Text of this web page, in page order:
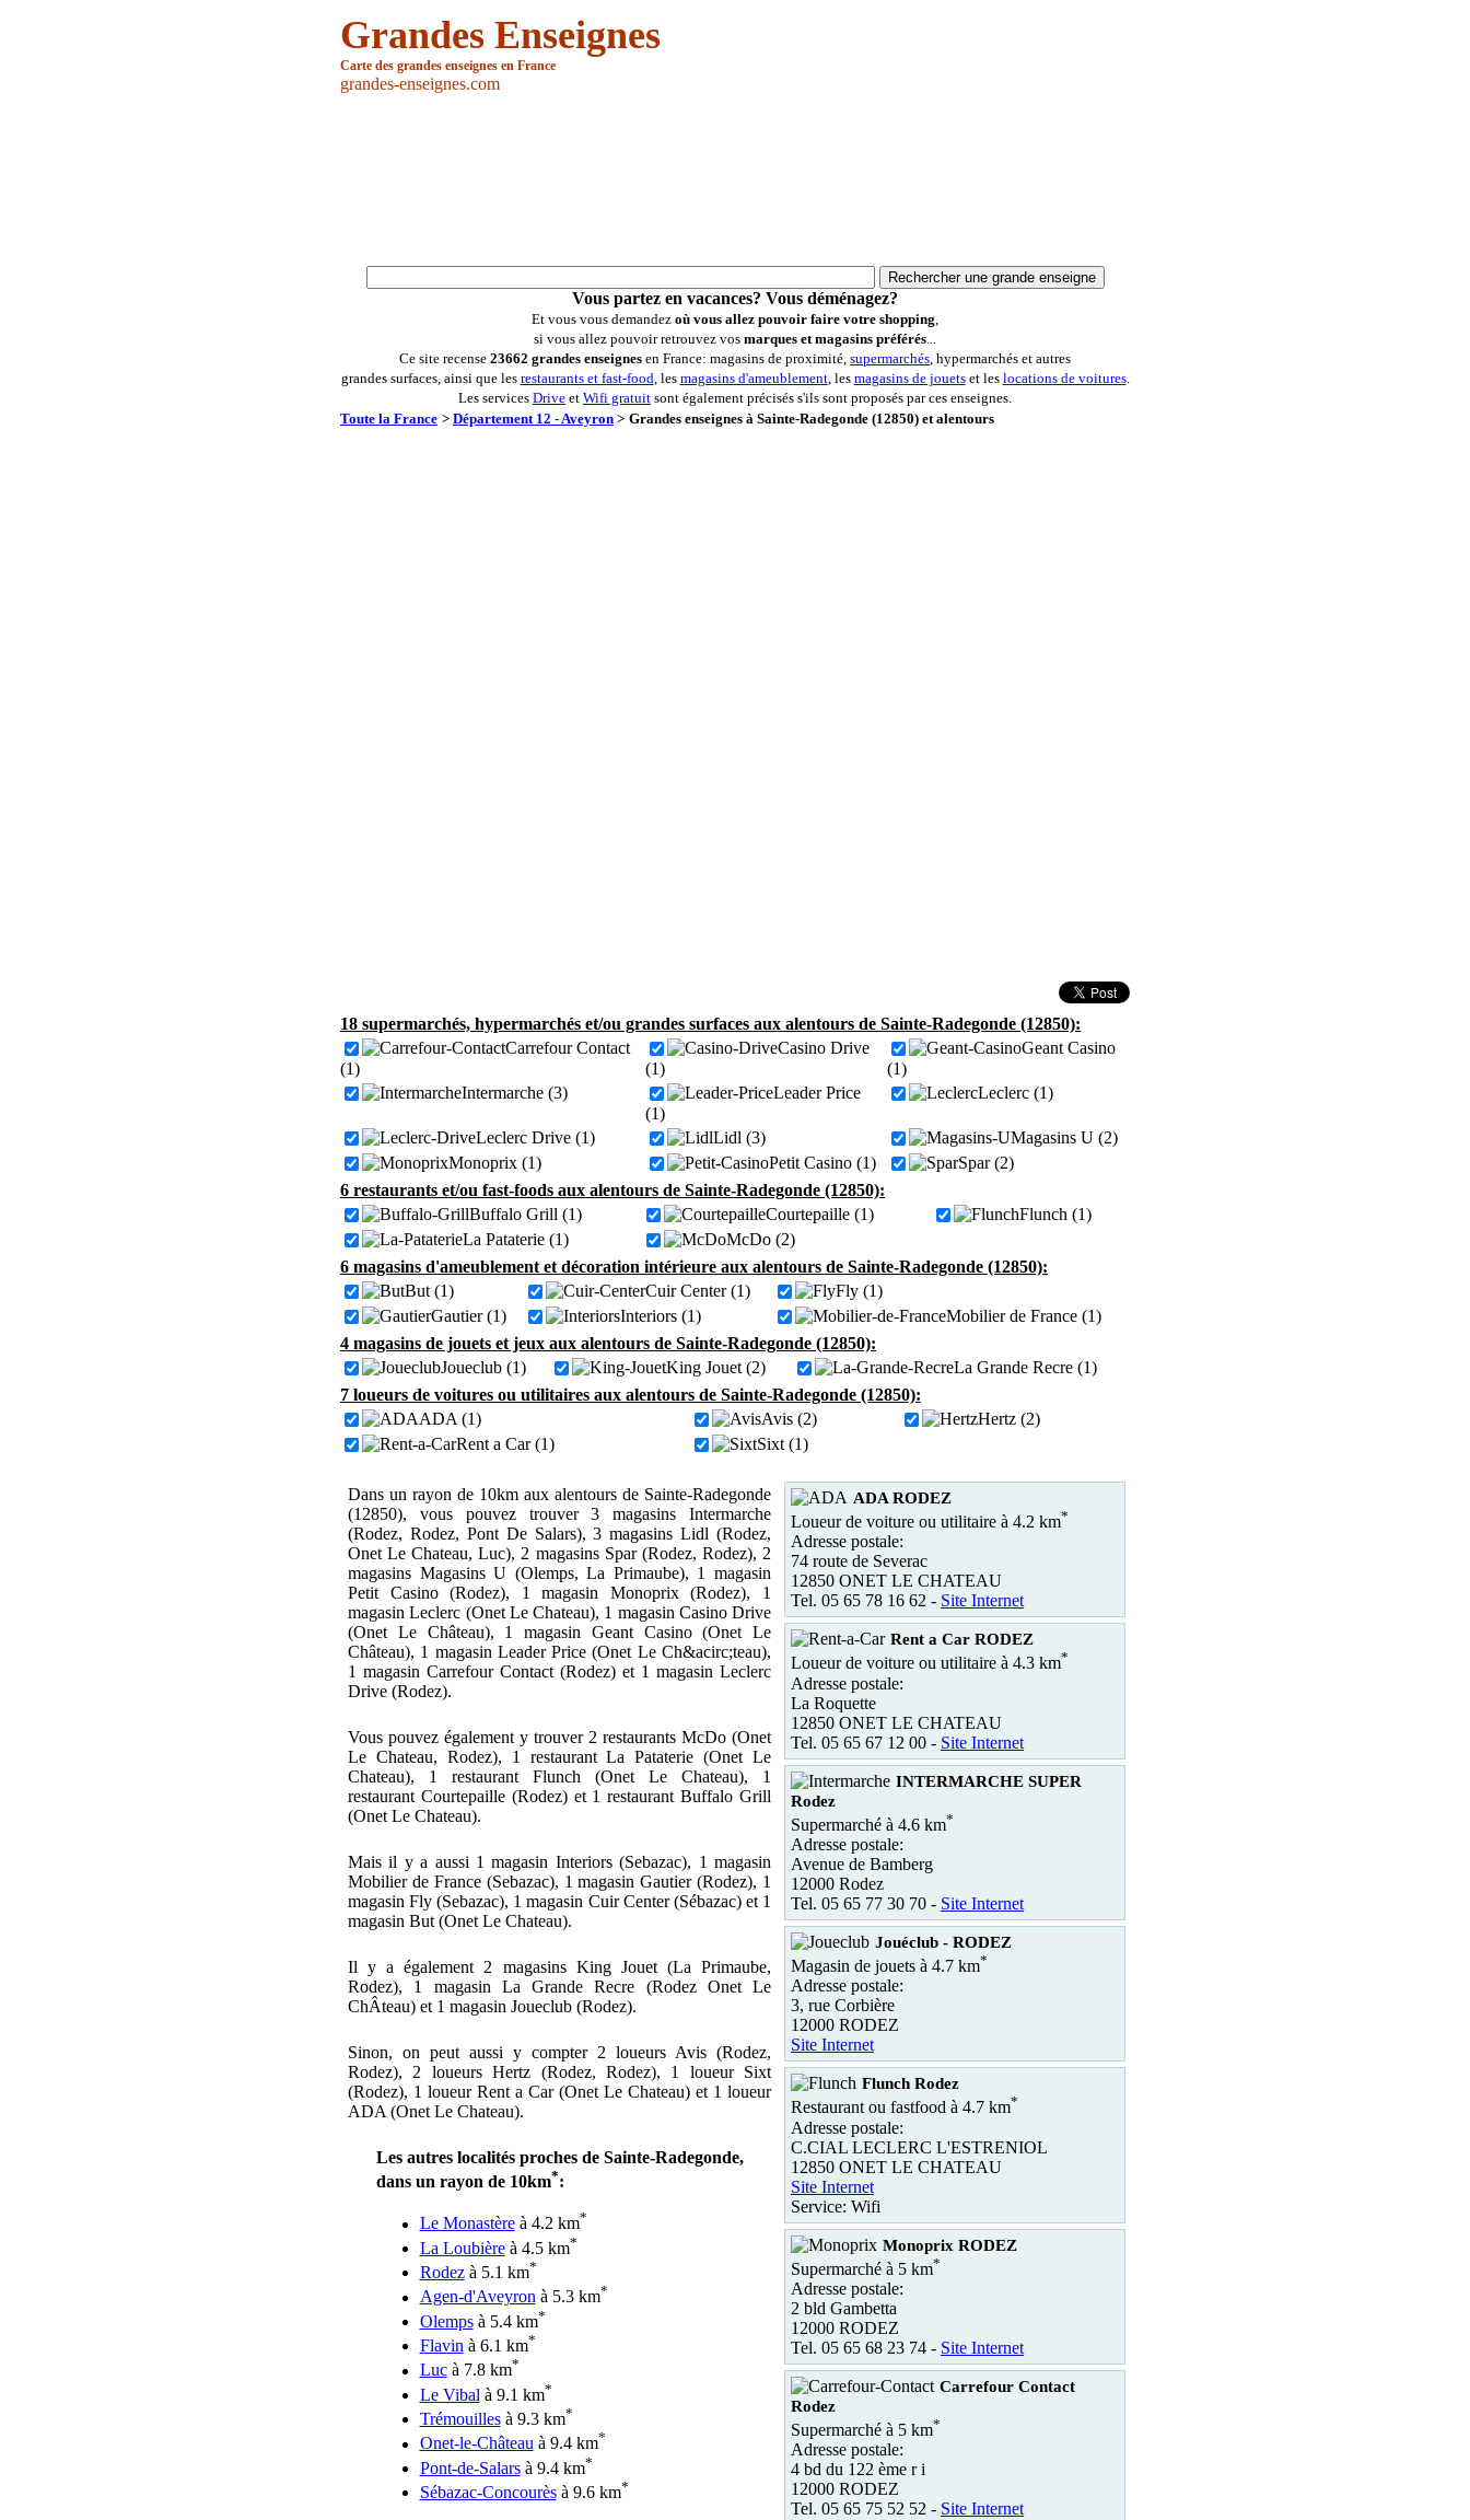
Grandes Enseignes
Carte des grandes enseignes en France
grandes-enseignes.com
Vous partez en vacances? Vous déménagez?
Et vous vous demandez où vous allez pouvoir faire votre shopping,
si vous allez pouvoir retrouvez vos marques et magasins préférés...
Ce site recense 23662 grandes enseignes en France: magasins de proximité, supermarchés, hypermarchés et autres
grandes surfaces, ainsi que les restaurants et fast-food, les magasins d'ameublement, les magasins de jouetset les locations de voitures.
Les services Drive et Wifi gratuit sont également précisés s'ils sont proposés par ces enseignes.
Toute la France > Département 12 - Aveyron > Grandes enseignes à Sainte-Radegonde (12850) et alentours
18 supermarchés, hypermarchés et/ou grandes surfaces aux alentours de Sainte-Radegonde (12850):
Carrefour Contact
(1)
Casino Drive
(1)
Geant Casino
(1)
Intermarche (3)
Leader Price
(1)
Leclerc (1)
Leclerc Drive (1) Lidl (3)
Magasins U (2)
Monoprix (1)
Petit Casino (1)
Spar (2)
6 restaurants et/ou fast-foods aux alentours de Sainte-Radegonde (12850):
Buffalo Grill (1)
Courtepaille (1)
Flunch (1)
La Pataterie (1)
McDo (2)
6 magasins d'ameublement et décoration intérieure aux alentours de Sainte-Radegonde (12850):
But (1)
Cuir Center (1)
Fly (1)
Gautier (1)
Interiors (1)
Mobilier de France (1)
4 magasins de jouets et jeux aux alentours de Sainte-Radegonde (12850):
Joueclub (1)
King Jouet (2)
La Grande Recre (1)
7 loueurs de voitures ou utilitaires aux alentours de Sainte-Radegonde (12850):
ADA (1)
Avis (2)
Hertz (2)
Rent a Car (1)
Sixt (1)
Dans un rayon de 10km aux alentours de Sainte-Radegonde
(12850), vous pouvez trouver 3 magasins Intermarche
(Rodez, Rodez, Pont De Salars), 3 magasins Lidl (Rodez,
Onet Le Chateau, Luc), 2 magasins Spar (Rodez, Rodez), 2
magasins Magasins U (Olemps, La Primaube), 1 magasin
Petit Casino (Rodez), 1 magasin Monoprix (Rodez), 1
magasin Leclerc (Onet Le Chateau), 1 magasin Casino Drive
(Onet Le Château), 1 magasin Geant Casino (Onet Le
Château), 1 magasin Leader Price (Onet Le Ch&acirc;teau),
1 magasin Carrefour Contact (Rodez) et 1 magasin Leclerc
Drive (Rodez).
Vous pouvez également y trouver 2 restaurants McDo (Onet
Le Chateau, Rodez), 1 restaurant La Pataterie (Onet Le
Chateau), 1 restaurant Flunch (Onet Le Chateau), 1
restaurant Courtepaille (Rodez) et 1 restaurant Buffalo Grill
(Onet Le Chateau).
Mais il y a aussi 1 magasin Interiors (Sebazac), 1 magasin
Mobilier de France (Sebazac), 1 magasin Gautier (Rodez), 1
magasin Fly (Sebazac), 1 magasin Cuir Center (Sébazac) et 1
magasin But (Onet Le Chateau).
Il y a également 2 magasins King Jouet (La Primaube,
Rodez), 1 magasin La Grande Recre (Rodez Onet Le
ChÂteau) et 1 magasin Joueclub (Rodez).
Sinon, on peut aussi y compter 2 loueurs Avis (Rodez,
Rodez), 2 loueurs Hertz (Rodez, Rodez), 1 loueur Sixt
(Rodez), 1 loueur Rent a Car (Onet Le Chateau) et 1 loueur
ADA (Onet Le Chateau).
Les autres localités proches de Sainte-Radegonde,
dans un rayon de 10km*:
Le Monastèreà 4.2 km*
La Loubièreà 4.5 km*
Rodezà 5.1 km*
Agen-d'Aveyronà 5.3 km*
Olempsà 5.4 km*
Flavin à 6.1 km*
Lucà 7.8 km*
Le Vibal à 9.1 km*
Trémouillesà 9.3 km*
Onet-le-Châteauà 9.4 km*
Pont-de-Salarsà 9.4 km*
Sébazac-Concourèsà 9.6 km*
ADA RODEZ
Loueur de voiture ou utilitaire à 4.2 km*
Adresse postale:
74 route de Severac
12850 ONET LE CHATEAU
Tel. 05 65 78 16 62 - Site Internet
Rent a Car RODEZ
Loueur de voiture ou utilitaire à 4.3 km*
Adresse postale:
La Roquette
12850 ONET LE CHATEAU
Tel. 05 65 67 12 00 - Site Internet
INTERMARCHE SUPER
Rodez
Supermarché à 4.6 km*
Adresse postale:
Avenue de Bamberg
12000 Rodez
Tel. 05 65 77 30 70 - Site Internet
Jouéclub - RODEZ
Magasin de jouets à 4.7 km*
Adresse postale:
3, rue Corbière
12000 RODEZ
Site Internet
Flunch Rodez
Restaurant ou fastfood à 4.7 km*
Adresse postale:
C.CIAL LECLERC L'ESTRENIOL
12850 ONET LE CHATEAU
Site Internet
Service: Wifi
Monoprix RODEZ
Supermarché à 5 km*
Adresse postale:
2 bld Gambetta
12000 RODEZ
Tel. 05 65 68 23 74 - Site Internet
Carrefour Contact
Rodez
Supermarché à 5 km*
Adresse postale:
4 bd du 122 ème r i
12000 RODEZ
Tel. 05 65 75 52 52 - Site Internet